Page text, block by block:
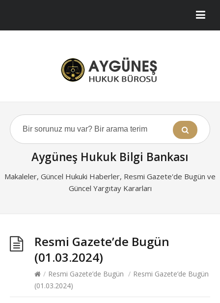
Aygüneş Hukuk Bilgi Bankası
Makaleler, Güncel Hukuki Haberler, Resmi Gazete'de Bugün ve
Güncel Yargıtay Kararları
Resmi Gazete’de Bugün
(01.03.2024)
/ Resmi Gazete’de Bugün / Resmi Gazete’de Bugün
(01.03.2024)